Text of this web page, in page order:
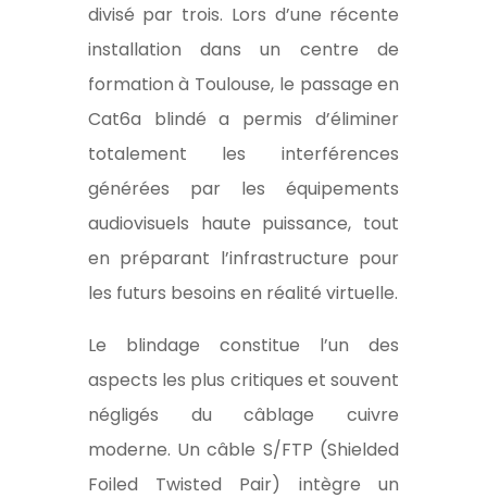
divisé par trois. Lors d’une récente
installation dans un centre de
formation à Toulouse, le passage en
Cat6a blindé a permis d’éliminer
totalement les interférences
générées par les équipements
audiovisuels haute puissance, tout
en préparant l’infrastructure pour
les futurs besoins en réalité virtuelle.
Le blindage constitue l’un des
aspects les plus critiques et souvent
négligés du câblage cuivre
moderne. Un câble S/FTP (Shielded
Foiled Twisted Pair) intègre un